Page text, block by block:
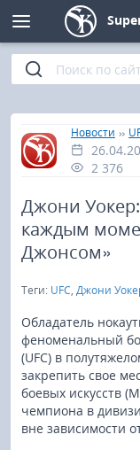
Главная
»
Новости »
2 376
Джони Уокер:
каждым
Джонсом»
Теги: UFC, Джони
Обладатель
феноменальный
(UFC) в
закрепить свое
боевых искусств
чемпиона в
вне зависимости
Киокушинкай
Кёкусин (IFK)
Шинкиокушинкай
Кекусин-кан
Кикбоксинг и K-1
Бокс
UFC и MMA
Муай тай
Фото
Видео
Интервью
Статьи
Уроки каратэ
Файлы
Библиотека